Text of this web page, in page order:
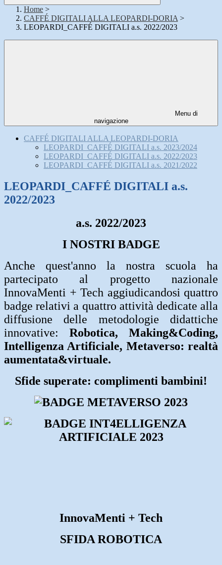
Home >
CAFFÉ DIGITALI ALLA LEOPARDI-DORIA >
LEOPARDI_CAFFÉ DIGITALI a.s. 2022/2023
Menu di
navigazione
CAFFÉ DIGITALI ALLA LEOPARDI-DORIA
LEOPARDI_CAFFÉ DIGITALI a.s. 2023/2024
LEOPARDI_CAFFÉ DIGITALI a.s. 2022/2023
LEOPARDI_CAFFÉ DIGITALI a.s. 2021/2022
LEOPARDI_CAFFÉ DIGITALI a.s.
2022/2023
a.s. 2022/2023
I NOSTRI BADGE
Anche quest'anno la nostra scuola ha
partecipato al progetto nazionale
InnovaMenti + Tech aggiudicandosi quattro
badge relativi a quattro attività dedicate alla
diffusione delle metodologie didattiche
innovative:
Robotica, Making&Coding,
Intelligenza Artificiale, Metaverso: realtà
aumentata&virtuale.
Sfide superate: complimenti bambini!
InnovaMenti + Tech
SFIDA ROBOTICA